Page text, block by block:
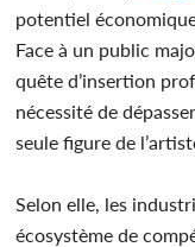
potentiel
Face à un public
quête d’insertion
nécessité de
seule figure de
Selon elle, les
écosystème de